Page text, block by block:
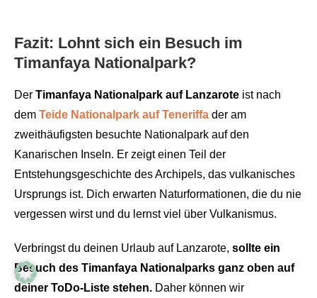
Fazit: Lohnt sich ein Besuch im
Timanfaya Nationalpark?
Der Timanfaya Nationalpark auf Lanzarote ist nach
dem Teide Nationalpark auf Teneriffa der am
zweithäufigsten besuchte Nationalpark auf den
Kanarischen Inseln. Er zeigt einen Teil der
Entstehungsgeschichte des Archipels, das vulkanisches
Ursprungs ist. Dich erwarten Naturformationen, die du nie
vergessen wirst und du lernst viel über Vulkanismus.
Verbringst du deinen Urlaub auf Lanzarote, sollte ein
Besuch des Timanfaya Nationalparks ganz oben auf
deiner ToDo-Liste stehen. Daher können wir